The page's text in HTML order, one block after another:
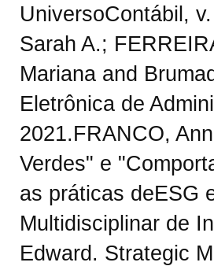
UniversoContábil,
Sarah A.;
Mariana and
Eletrônica de
2021.FRANCO,
Verdes" e
as práticas deESG
Multidisciplinar de
Edward. Strategic